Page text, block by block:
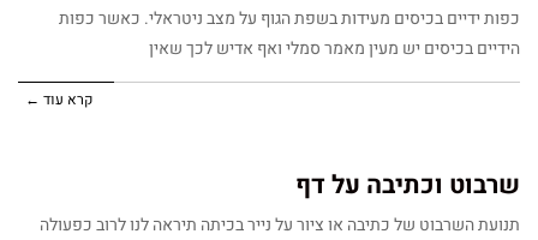
כפות ידיים בכיסים מעידות בשפת הגוף על מצב ניטראלי. כאשר כפות
הידיים בכיסים יש מעין מאמר סמלי ואף אדיש לכך שאין
קרא עוד ←
שרבוט וכתיבה על דף
תנועת השרבוט של כתיבה או ציור על נייר בכיתה תיראה לנו לרוב כפעולה